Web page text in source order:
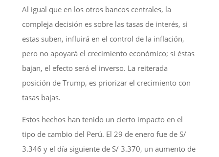
Al igual que en los otros bancos centrales, la
compleja decisión es sobre las tasas de interés, si
estas suben, influirá en el control de la inflación,
pero no apoyará el crecimiento económico; si éstas
bajan, el efecto será el inverso. La reiterada
posición de Trump, es priorizar el crecimiento con
tasas bajas.
Estos hechos han tenido un cierto impacto en el
tipo de cambio del Perú. El 29 de enero fue de S/
3.346 y el día siguiente de S/ 3.370, un aumento de